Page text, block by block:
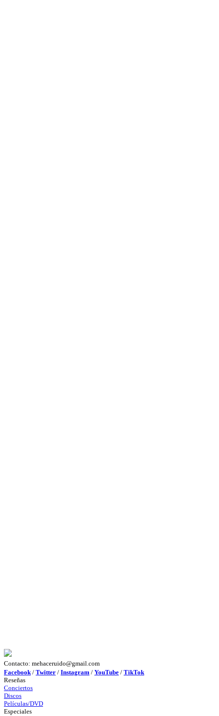
Contacto: mehaceruido@gmail.com
Facebook / Twitter / Instagram / YouTube / TikTok
Reseñas
Conciertos
Discos
Películas/DVD
Especiales